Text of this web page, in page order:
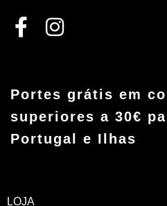
Portes grátis em
superiores a 30€
Portugal e Ilhas
LOJA